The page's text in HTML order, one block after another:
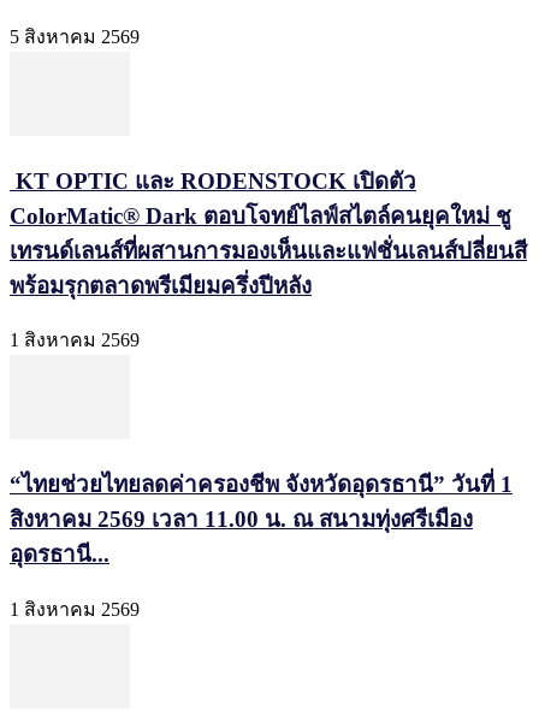
5 สิงหาคม 2569
KT OPTIC และ RODENSTOCK เปิดตัว
ColorMatic® Dark ตอบโจทย์ไลฟ์สไตล์คนยุคใหม่ ชู
เทรนด์เลนส์ที่ผสานการมองเห็นและแฟชั่นเลนส์ปลี่ยนสี
พร้อมรุกตลาดพรีเมียมครึ่งปีหลัง
1 สิงหาคม 2569
“ไทยช่วยไทยลดค่าครองชีพ จังหวัดอุดรธานี” วันที่ 1
สิงหาคม 2569 เวลา 11.00 น. ณ สนามทุ่งศรีเมือง
อุดรธานี...
1 สิงหาคม 2569